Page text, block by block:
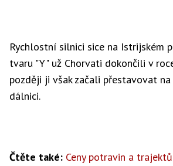
Rychlostní silnici sice na Istrijském
tvaru "Y" už Chorvati dokončili v
později ji však začali přestavovat
dálnici.
Čtěte také: Ceny potravin a